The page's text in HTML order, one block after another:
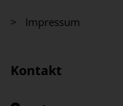
> Impressum
Kontakt